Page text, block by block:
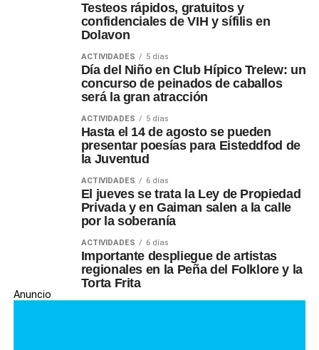
Testeos rápidos, gratuitos y
confidenciales de VIH y sífilis en
Dolavon
ACTIVIDADES 5 días
Día del Niño en Club Hípico Trelew: un
concurso de peinados de caballos
será la gran atracción
ACTIVIDADES 5 días
Hasta el 14 de agosto se pueden
presentar poesías para Eisteddfod de
la Juventud
ACTIVIDADES 6 días
El jueves se trata la Ley de Propiedad
Privada y en Gaiman salen a la calle
por la soberanía
ACTIVIDADES 6 días
Importante despliegue de artistas
regionales en la Peña del Folklore y la
Torta Frita
Anuncio